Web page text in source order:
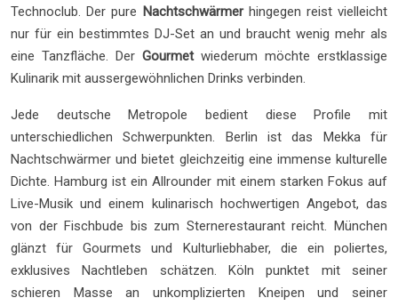
Technoclub. Der pure Nachtschwärmerhingegen reist vielleicht
nur für ein bestimmtes DJ-Set an und braucht wenig mehr als
eine Tanzfläche. Der Gourmetwiederum möchte erstklassige
Kulinarik mit aussergewöhnlichen Drinks verbinden.
Jede deutsche Metropole bedient diese Profile mit
unterschiedlichen Schwerpunkten. Berlin ist das Mekka für
Nachtschwärmer und bietet gleichzeitig eine immense kulturelle
Dichte. Hamburg ist ein Allrounder mit einem starken Fokus auf
Live-Musik und einem kulinarisch hochwertigen Angebot, das
von der Fischbude bis zum Sternerestaurant reicht. München
glänzt für Gourmets und Kulturliebhaber, die ein poliertes,
exklusives Nachtleben schätzen. Köln punktet mit seiner
schieren Masse an unkomplizierten Kneipen und seiner